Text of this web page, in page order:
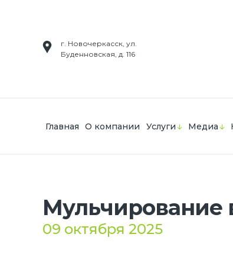
г. Новочеркасск, ул.
Буденновская, д. 116
Главная О компании Услуги Медиа
Мульчирование
09 октября 2025